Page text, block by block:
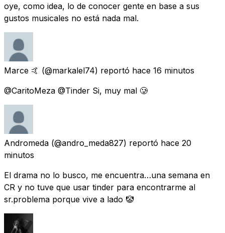
oye, como idea, lo de conocer gente en base a sus
gustos musicales no está nada mal.
Marce 🤙 (@markalel74) reportó hace 16 minutos
@CaritoMeza @Tinder Si, muy mal 🥲
Andromeda (@andro_meda827) reportó hace 20
minutos
El drama no lo busco, me encuentra…una semana en
CR y no tuve que usar tinder para encontrarme al
sr.problema porque vive a lado 🤡